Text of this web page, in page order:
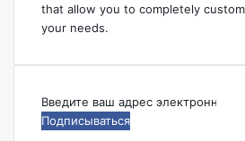
that allow you to completely
your needs.
Введите
ваш